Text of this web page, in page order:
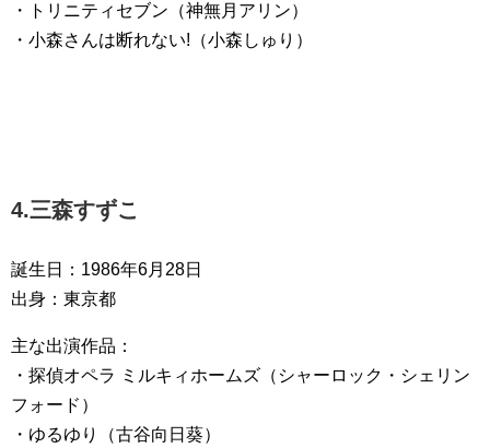
・トリニティセブン（神無月アリン）
・小森さんは断れない!（小森しゅり）
4.三森すずこ
誕生日：1986年6月28日
出身：東京都
主な出演作品：
・探偵オペラ ミルキィホームズ（シャーロック・シェリン
フォード）
・ゆるゆり（古谷向日葵）